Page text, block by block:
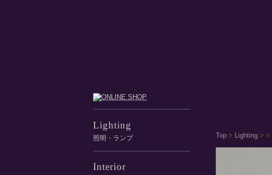
Top > Lighting > >
Lighting
照明・ランプ
Interior